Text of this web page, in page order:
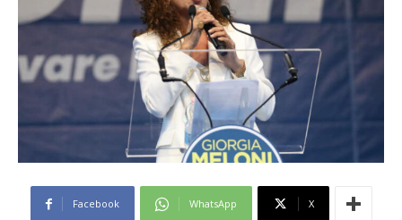
Facebook WhatsApp X